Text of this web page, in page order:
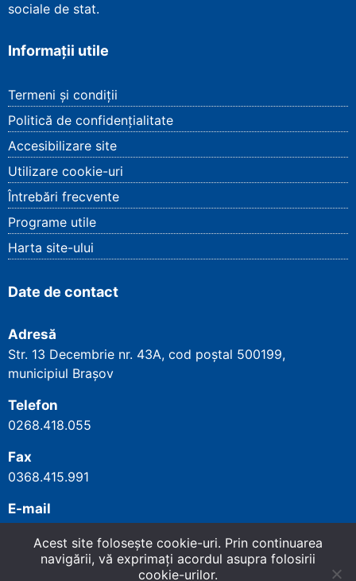
sociale de stat.
Informații utile
Termeni și condiții
Politică de confidențialitate
Accesibilizare site
Utilizare cookie-uri
Întrebări frecvente
Programe utile
Harta site-ului
Date de contact
Adresă
Str. 13 Decembrie nr. 43A, cod poștal 500199,
municipiul Brașov
Telefon
0268.418.055
Fax
0368.415.991
E-mail
Acest site foloseşte cookie-uri. Prin continuarea
navigării, vă exprimaţi acordul asupra folosirii
cookie-urilor.